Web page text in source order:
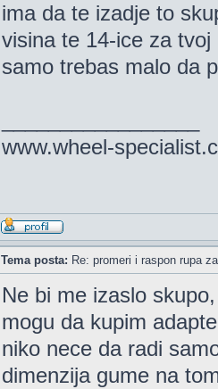
ima da te izadje to
visina te 14-ice za
samo trebas malo da
www.wheel-
Tema posta: Re: promeri i raspon rupa
Ne bi me izaslo
mogu da kupim
niko nece da radi
dimenzija gume na